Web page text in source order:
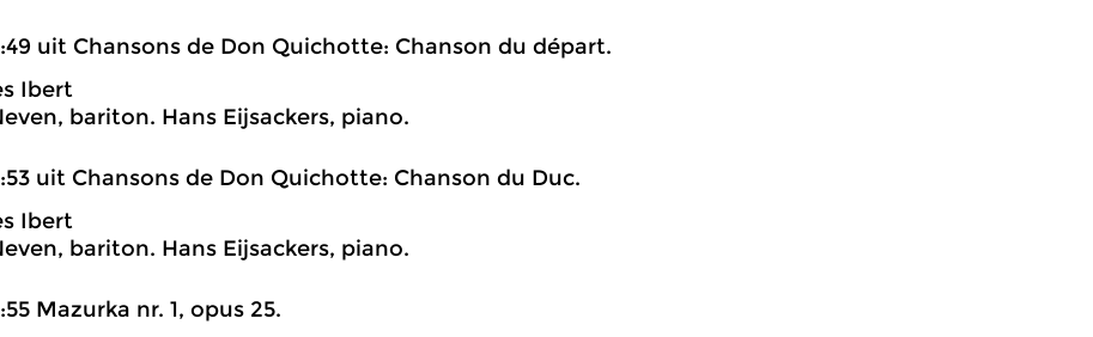
uit Chansons de Don Quichotte: Chanson du départ.
Ibert
bariton. Hans Eijsackers, piano.
uit Chansons de Don Quichotte: Chanson du Duc.
Ibert
bariton. Hans Eijsackers, piano.
Mazurka nr. 1, opus 25.